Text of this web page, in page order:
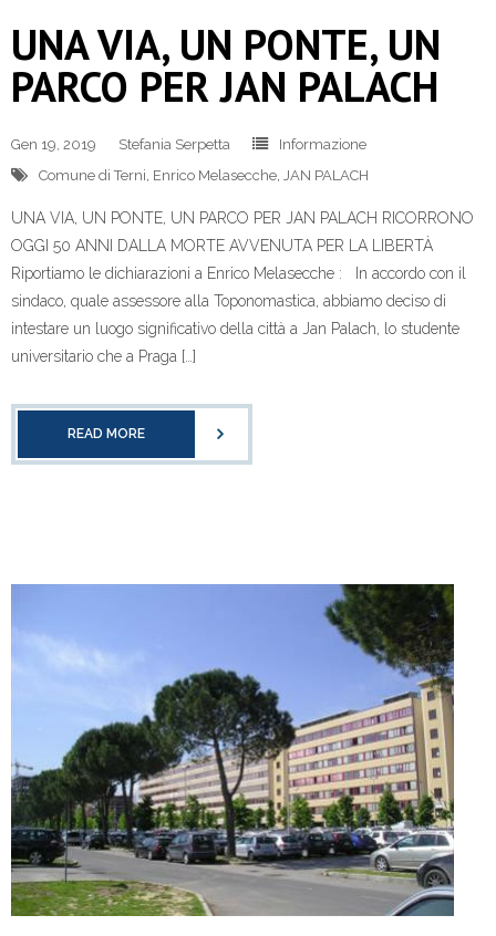
UNA VIA, UN PONTE, UN
PARCO PER JAN PALACH
Gen 19, 2019 Stefania Serpetta
Informazione
Comune di Terni, Enrico Melasecche, JAN PALACH
UNA VIA, UN PONTE, UN PARCO PER JAN PALACH RICORRONO
OGGI 50 ANNI DALLA MORTE AVVENUTA PER LA LIBERTÀ
Riportiamo le dichiarazioni a Enrico Melasecche : In accordo con il
sindaco, quale assessore alla Toponomastica, abbiamo deciso di
intestare un luogo significativo della città a Jan Palach, lo studente
universitario che a Praga […]
READ MORE